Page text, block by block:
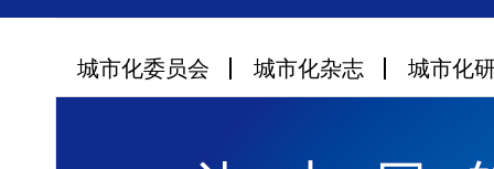
城市化委员会 城市化杂志 城市化